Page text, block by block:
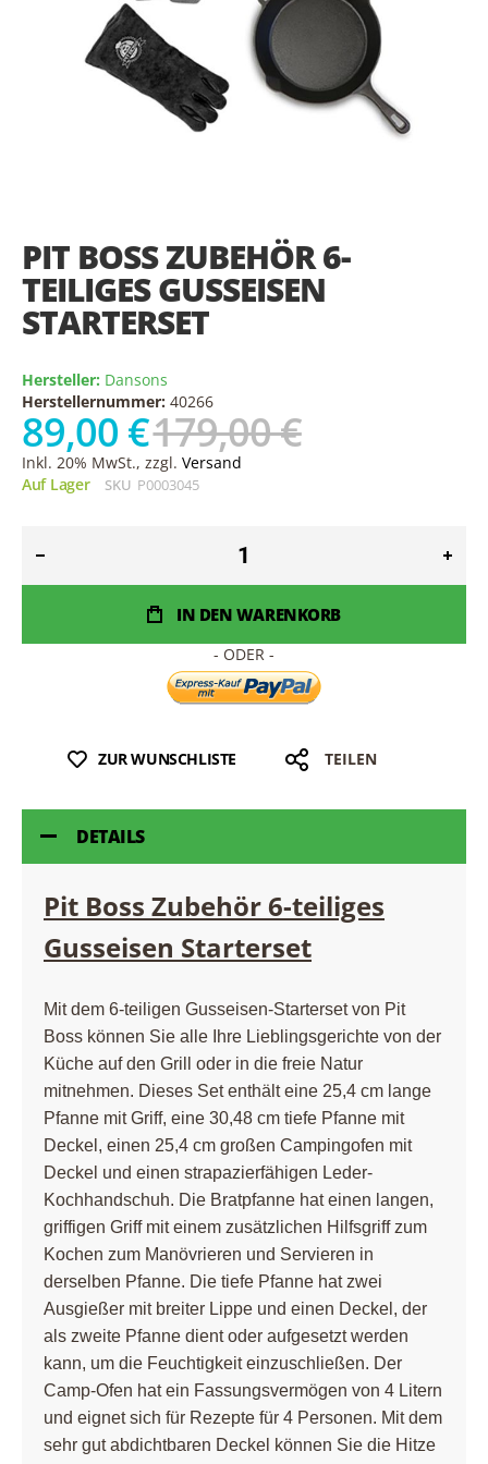
PIT BOSS ZUBEHÖR 6-
TEILIGES GUSSEISEN
STARTERSET
Hersteller: Dansons
Herstellernummer: 40266
89,00 €179,00 €
Inkl. 20% MwSt., zzgl. Versand
Auf Lager
SKU P0003045
IN DEN WARENKORB
ZUR WUNSCHLISTE TEILEN
beginning
of
images
gallery
DETAILS
Pit Boss Zubehör 6-teiliges
Gusseisen Starterset
Mit dem 6-teiligen Gusseisen-Starterset von Pit
Boss können Sie alle Ihre Lieblingsgerichte von der
Küche auf den Grill oder in die freie Natur
mitnehmen. Dieses Set enthält eine 25,4 cm lange
Pfanne mit Griff, eine 30,48 cm tiefe Pfanne mit
Deckel, einen 25,4 cm großen Campingofen mit
Deckel und einen strapazierfähigen Leder-
Kochhandschuh. Die Bratpfanne hat einen langen,
griffigen Griff mit einem zusätzlichen Hilfsgriff zum
Kochen zum Manövrieren und Servieren in
derselben Pfanne. Die tiefe Pfanne hat zwei
Ausgießer mit breiter Lippe und einen Deckel, der
als zweite Pfanne dient oder aufgesetzt werden
kann, um die Feuchtigkeit einzuschließen. Der
Camp-Ofen hat ein Fassungsvermögen von 4 Litern
und eignet sich für Rezepte für 4 Personen. Mit dem
sehr gut abdichtbaren Deckel können Sie die Hitze